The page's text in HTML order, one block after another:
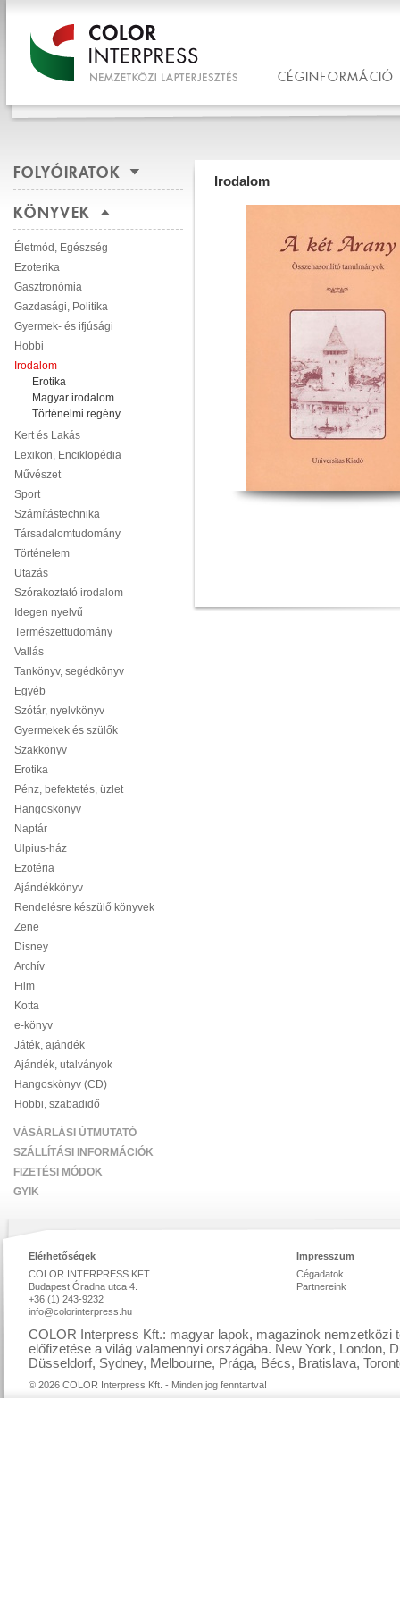
CÉGINFORMÁCIÓ
FOLYÓIRATOK
KÖNYVEK
Életmód, Egészség
Ezoterika
Gasztronómia
Gazdasági, Politika
Gyermek- és ifjúsági
Hobbi
Irodalom
Erotika
Magyar irodalom
Történelmi regény
Kert és Lakás
Lexikon, Enciklopédia
Művészet
Sport
Számítástechnika
Társadalomtudomány
Történelem
Utazás
Szórakoztató irodalom
Idegen nyelvű
Természettudomány
Vallás
Tankönyv, segédkönyv
Egyéb
Szótár, nyelvkönyv
Gyermekek és szülők
Szakkönyv
Erotika
Pénz, befektetés, üzlet
Hangoskönyv
Naptár
Ulpius-ház
Ezotéria
Ajándékkönyv
Rendelésre készülő könyvek
Zene
Disney
Archív
Film
Kotta
e-könyv
Játék, ajándék
Ajándék, utalványok
Hangoskönyv (CD)
Hobbi, szabadidő
VÁSÁRLÁSI ÚTMUTATÓ
SZÁLLÍTÁSI INFORMÁCIÓK
FIZETÉSI MÓDOK
GYIK
Irodalom
Elérhetőségek
COLOR INTERPRESS KFT.
Budapest Óradna utca 4.
+36 (1) 243-9232
info@colorinterpress.hu
Impresszum
Cégadatok
Partnereink
COLOR Interpress Kft.: magyar lapok, magazinok nemzetközi
előfizetése a világ valamennyi országába. New York, London,
Düsseldorf, Sydney, Melbourne, Prága, Bécs, Bratislava,
© 2026 COLOR Interpress Kft. - Minden jog fenntartva!